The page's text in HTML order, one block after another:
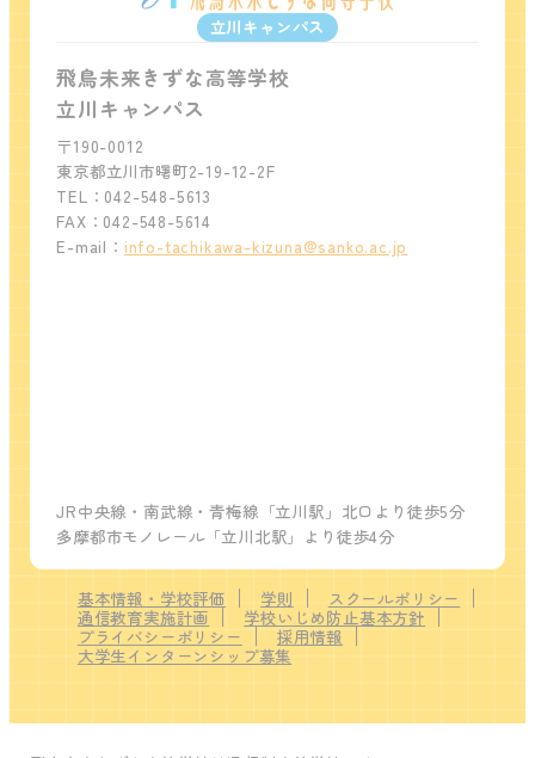
立川キャンパス
飛鳥未来きずな高等学校
立川キャンパス
〒190-0012
東京都立川市曙町2-19-12-2F
TEL：042-548-5613
FAX：042-548-5614
E-mail： info-tachikawa-kizuna@sanko.ac.jp
JR中央線・南武線・青梅線「立川駅」北口より徒歩5分
多摩都市モノレール「立川北駅」より徒歩4分
基本情報・学校評価 学則
スクールポリシー
通信教育実施計画
学校いじめ防止基本方針
プライバシーポリシー
採用情報
大学生インターンシップ募集